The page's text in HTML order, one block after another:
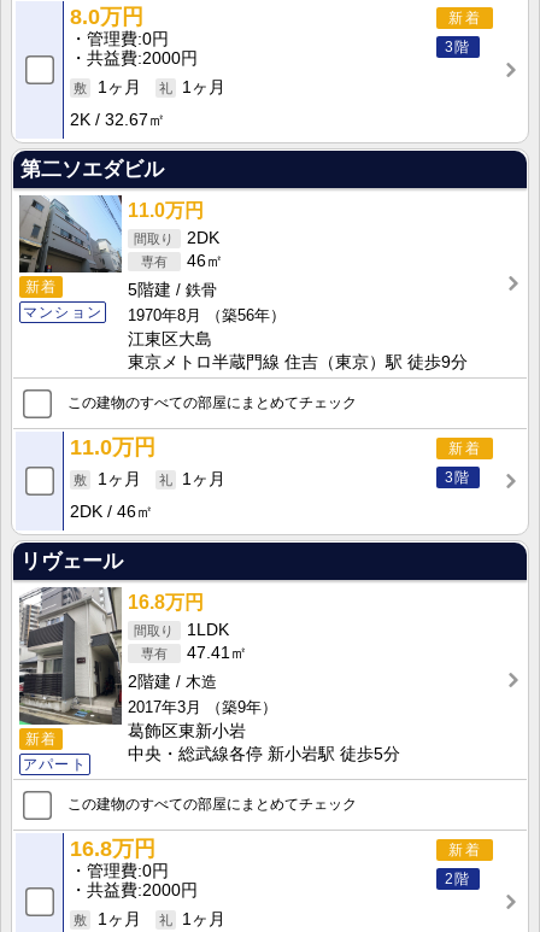
新着
3階
8.0万円
管理費 0円
共益費 2000円
1ヶ月
1ヶ月
2K
32.67㎡
第二ソエダビル
新着
マンション
11.0万円
2DK
46㎡
5階建
鉄骨
1970年8月
（築56年）
江東区大島
東京メトロ半蔵門線 住吉（東京）駅 徒歩9分
この建物のすべての部屋にまとめてチェック
新着
3階
11.0万円
1ヶ月
1ヶ月
2DK
46㎡
リヴェール
新着
アパート
16.8万円
1LDK
47.41㎡
2階建
木造
2017年3月
（築9年）
葛飾区東新小岩
中央・総武線各停 新小岩駅 徒歩5分
この建物のすべての部屋にまとめてチェック
新着
2階
16.8万円
管理費 0円
共益費 2000円
1ヶ月
1ヶ月